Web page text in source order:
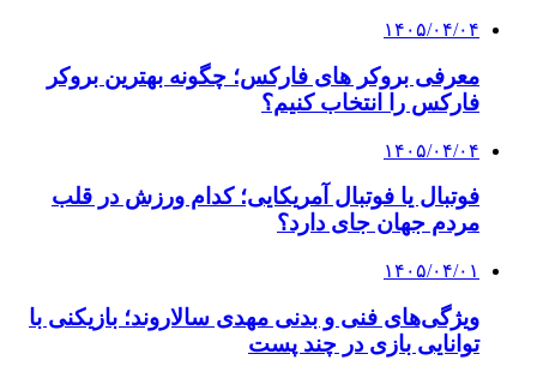
۱۴۰۵/۰۴/۰۴
معرفی بروکر های فارکس؛ چگونه بهترین بروکر
فارکس را انتخاب کنیم؟
۱۴۰۵/۰۴/۰۴
فوتبال یا فوتبال آمریکایی؛ کدام ورزش در قلب
مردم جهان جای دارد؟
۱۴۰۵/۰۴/۰۱
ویژگی‌های فنی و بدنی مهدی سالاروند؛ بازیکنی با
توانایی بازی در چند پست